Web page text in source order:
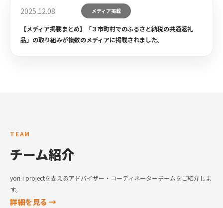
2025.12.08 メディア掲載
【メディア掲載まとめ】「３市町村でのふるさと納税の共通返礼
品」の取り組みが複数のメディアに掲載されました。
TEAM
チーム紹介
yori-i projectを支えるアドバイザー・コーディネーターチームをご紹介しま
す。
詳細を見る →